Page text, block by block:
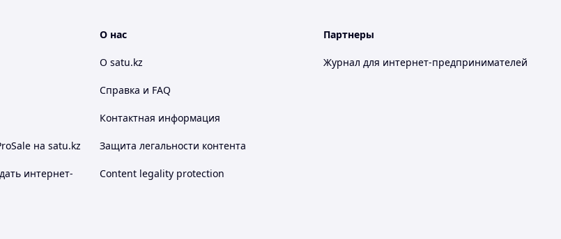
на satu.kz
интернет-
О нас
О satu.kz
Справка и FAQ
Контактная информация
Защита легальности контента
Content legality protection
Партнеры
Журнал для интернет-предпринимателей